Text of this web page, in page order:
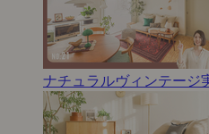
ナチュラルヴィンテージ